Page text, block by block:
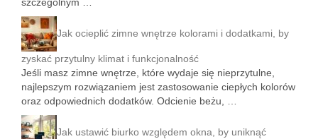
szczególnym …
Jak ocieplić zimne wnętrze kolorami i dodatkami, by
zyskać przytulny klimat i funkcjonalność
Jeśli masz zimne wnętrze, które wydaje się nieprzytulne,
najlepszym rozwiązaniem jest zastosowanie ciepłych kolorów
oraz odpowiednich dodatków. Odcienie beżu, …
Jak ustawić biurko względem okna, by uniknąć